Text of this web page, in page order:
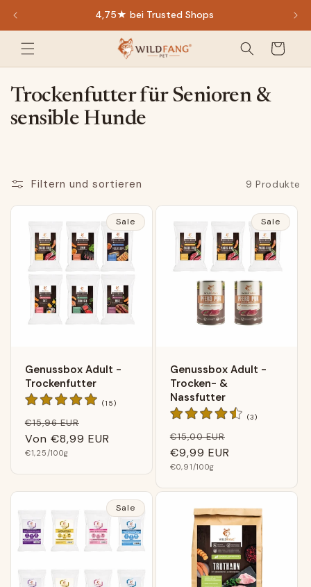
Inhalt
4,75★ bei Trusted Shops
Warenkorb
K
a
g
o
Trockenfutter für Senioren &
sensible Hunde
Filtern und sortieren 9 Produkte
Sale
Genussbox Adult -
Trockenfutter
(15)15
Normaler
Preis
€15,96 EUR
Von €8,99 EUR
Grundpreis
€1,25/100g
Sale
Genussbox Adult -
Trocken- &
Nassfutter
(3)3
Normaler
Preis
€15,00 EUR
€9,99 EUR
Grundpreis
€0,91/100g
Sale